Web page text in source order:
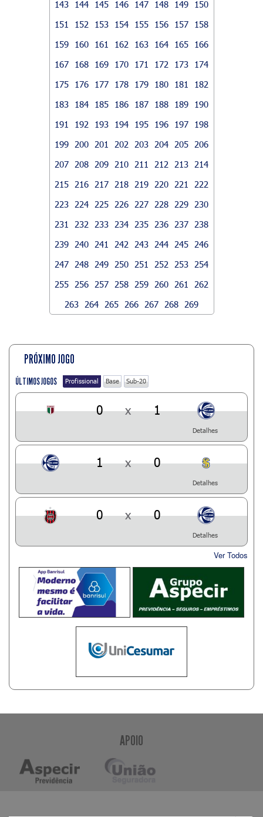
143
144 145 146 147 148 149
150
151
152 153 154 155 156 157
158
159
160 161 162 163 164 165
166
167
168 169 170 171 172 173
174
175
176 177 178 179 180 181
182
183
184 185 186 187 188 189
190
191
192 193 194 195 196 197
198
199
200 201 202 203 204 205
206
207
208 209 210 211 212 213
214
215
216 217 218 219 220 221
222
223
224 225 226 227 228 229
230
231
232 233 234 235 236 237
238
239
240 241 242 243 244 245
246
247
248 249 250 251 252 253
254
255
256 257 258 259 260 261
262
263
264 265 266 267 268 269
PRÓXIMO JOGO
ÚLTIMOS JOGOS Profissional Base Sub-20
0 x 1
Detalhes
1 x 0
Detalhes
0 x 0
Detalhes
Ver Todos
APOIO